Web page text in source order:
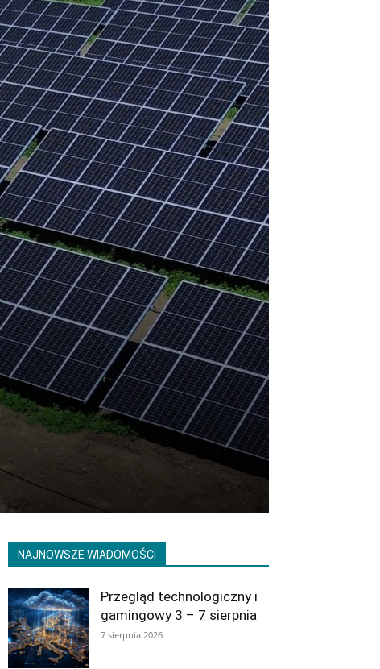
NAJNOWSZE WIADOMOŚCI
Przegląd technologiczny i
gamingowy 3 – 7 sierpnia
7 sierpnia 2026